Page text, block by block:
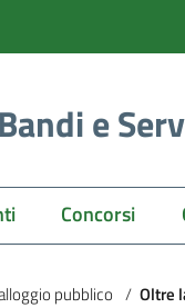
Bandi e
Concorsi
pubblico / Oltre